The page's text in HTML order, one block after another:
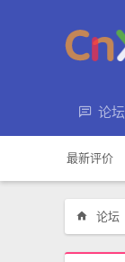
论坛
最新评价
论坛